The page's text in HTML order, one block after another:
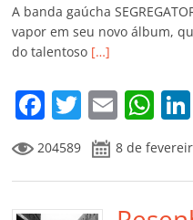
A banda gaúcha
vapor em seu novo álbum,
do talentoso […]
F
a
c
e
T
w
itt
er
E
m
ai
l
W
at
s
204589 8 de